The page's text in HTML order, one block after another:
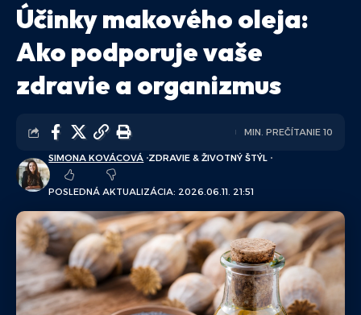
Účinky makového oleja:
Ako podporuje vaše
zdravie a organizmus
POSLEDNÁ AKTUALIZÁCIA: 2026.06.11. 21:51
SIMONA KOVÁCOVÁ ZDRAVIE & ŽIVOTNÝ ŠTÝL
MIN. PREČÍTANIE 10